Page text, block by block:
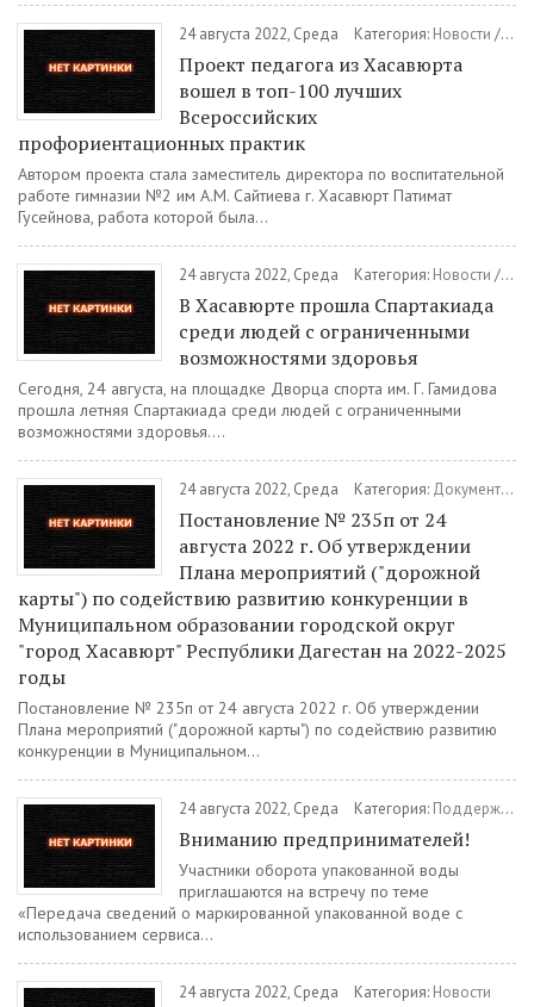
24 августа 2022, Среда Категория: Новости /
Проект педагога из Хасавюрта
вошел в топ-100 лучших
Всероссийских
профориентационных практик
Автором проекта стала заместитель директора по воспитательной
работе гимназии №2 им А.М. Сайтиева г. Хасавюрт Патимат
Гусейнова, работа которой была...
24 августа 2022, Среда Категория: Новости /
В Хасавюрте прошла Спартакиада
среди людей с ограниченными
возможностями здоровья
Сегодня, 24 августа, на площадке Дворца спорта им. Г. Гамидова
прошла летняя Спартакиада среди людей с ограниченными
возможностями здоровья....
24 августа 2022, Среда Категория: Документы /
Постановление № 235п от 24
августа 2022 г. Об утверждении
Плана мероприятий ("дорожной
карты") по содействию развитию конкуренции в
Муниципальном образовании городской округ
"город Хасавюрт" Республики Дагестан на 2022-2025
годы
Постановление № 235п от 24 августа 2022 г. Об утверждении
Плана мероприятий ("дорожной карты") по содействию развитию
конкуренции в Муниципальном...
24 августа 2022, Среда Категория: Поддержка МСП
Вниманию предпринимателей!
Участники оборота упакованной воды
приглашаются на встречу по теме
«Передача сведений о маркированной упакованной воде с
использованием сервиса...
24 августа 2022, Среда Категория: Новости